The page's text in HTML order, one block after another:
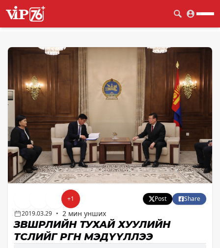
+1 Post
Share
2019.03.29 • 2 мин унших
ЗӨВШӨӨРЛИЙН ТУХАЙ ХУУЛИЙН
ТӨСЛИЙГ ӨРГӨН МЭДҮҮЛЛЭЭ